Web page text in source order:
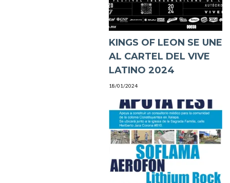
KINGS OF LEON SE UNE
AL CARTEL DEL VIVE
LATINO 2024
18/01/2024